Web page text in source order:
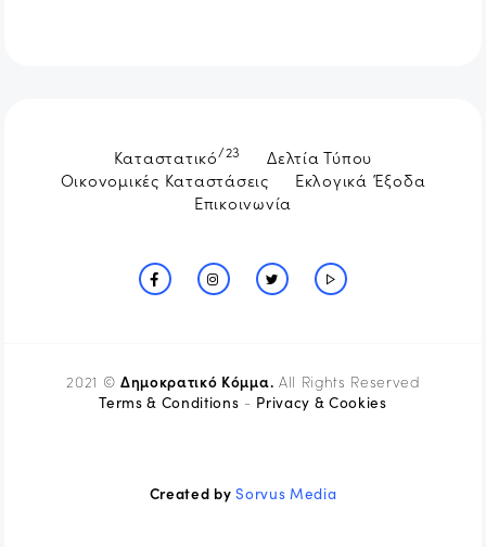
Καταστατικό/23
Δελτία Τύπου
Οικονομικές Καταστάσεις
Εκλογικά Έξοδα
Επικοινωνία
2021 ©Δημοκρατικό Κόμμα. All Rights Reserved
Terms & Conditions - Privacy & Cookies
Created bySorvus Media